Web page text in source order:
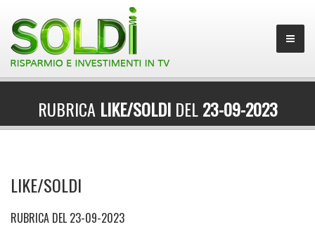
RUBRICA LIKE/SOLDIDEL23-09-2023
LIKE/SOLDI
RUBRICA DEL 23-09-2023